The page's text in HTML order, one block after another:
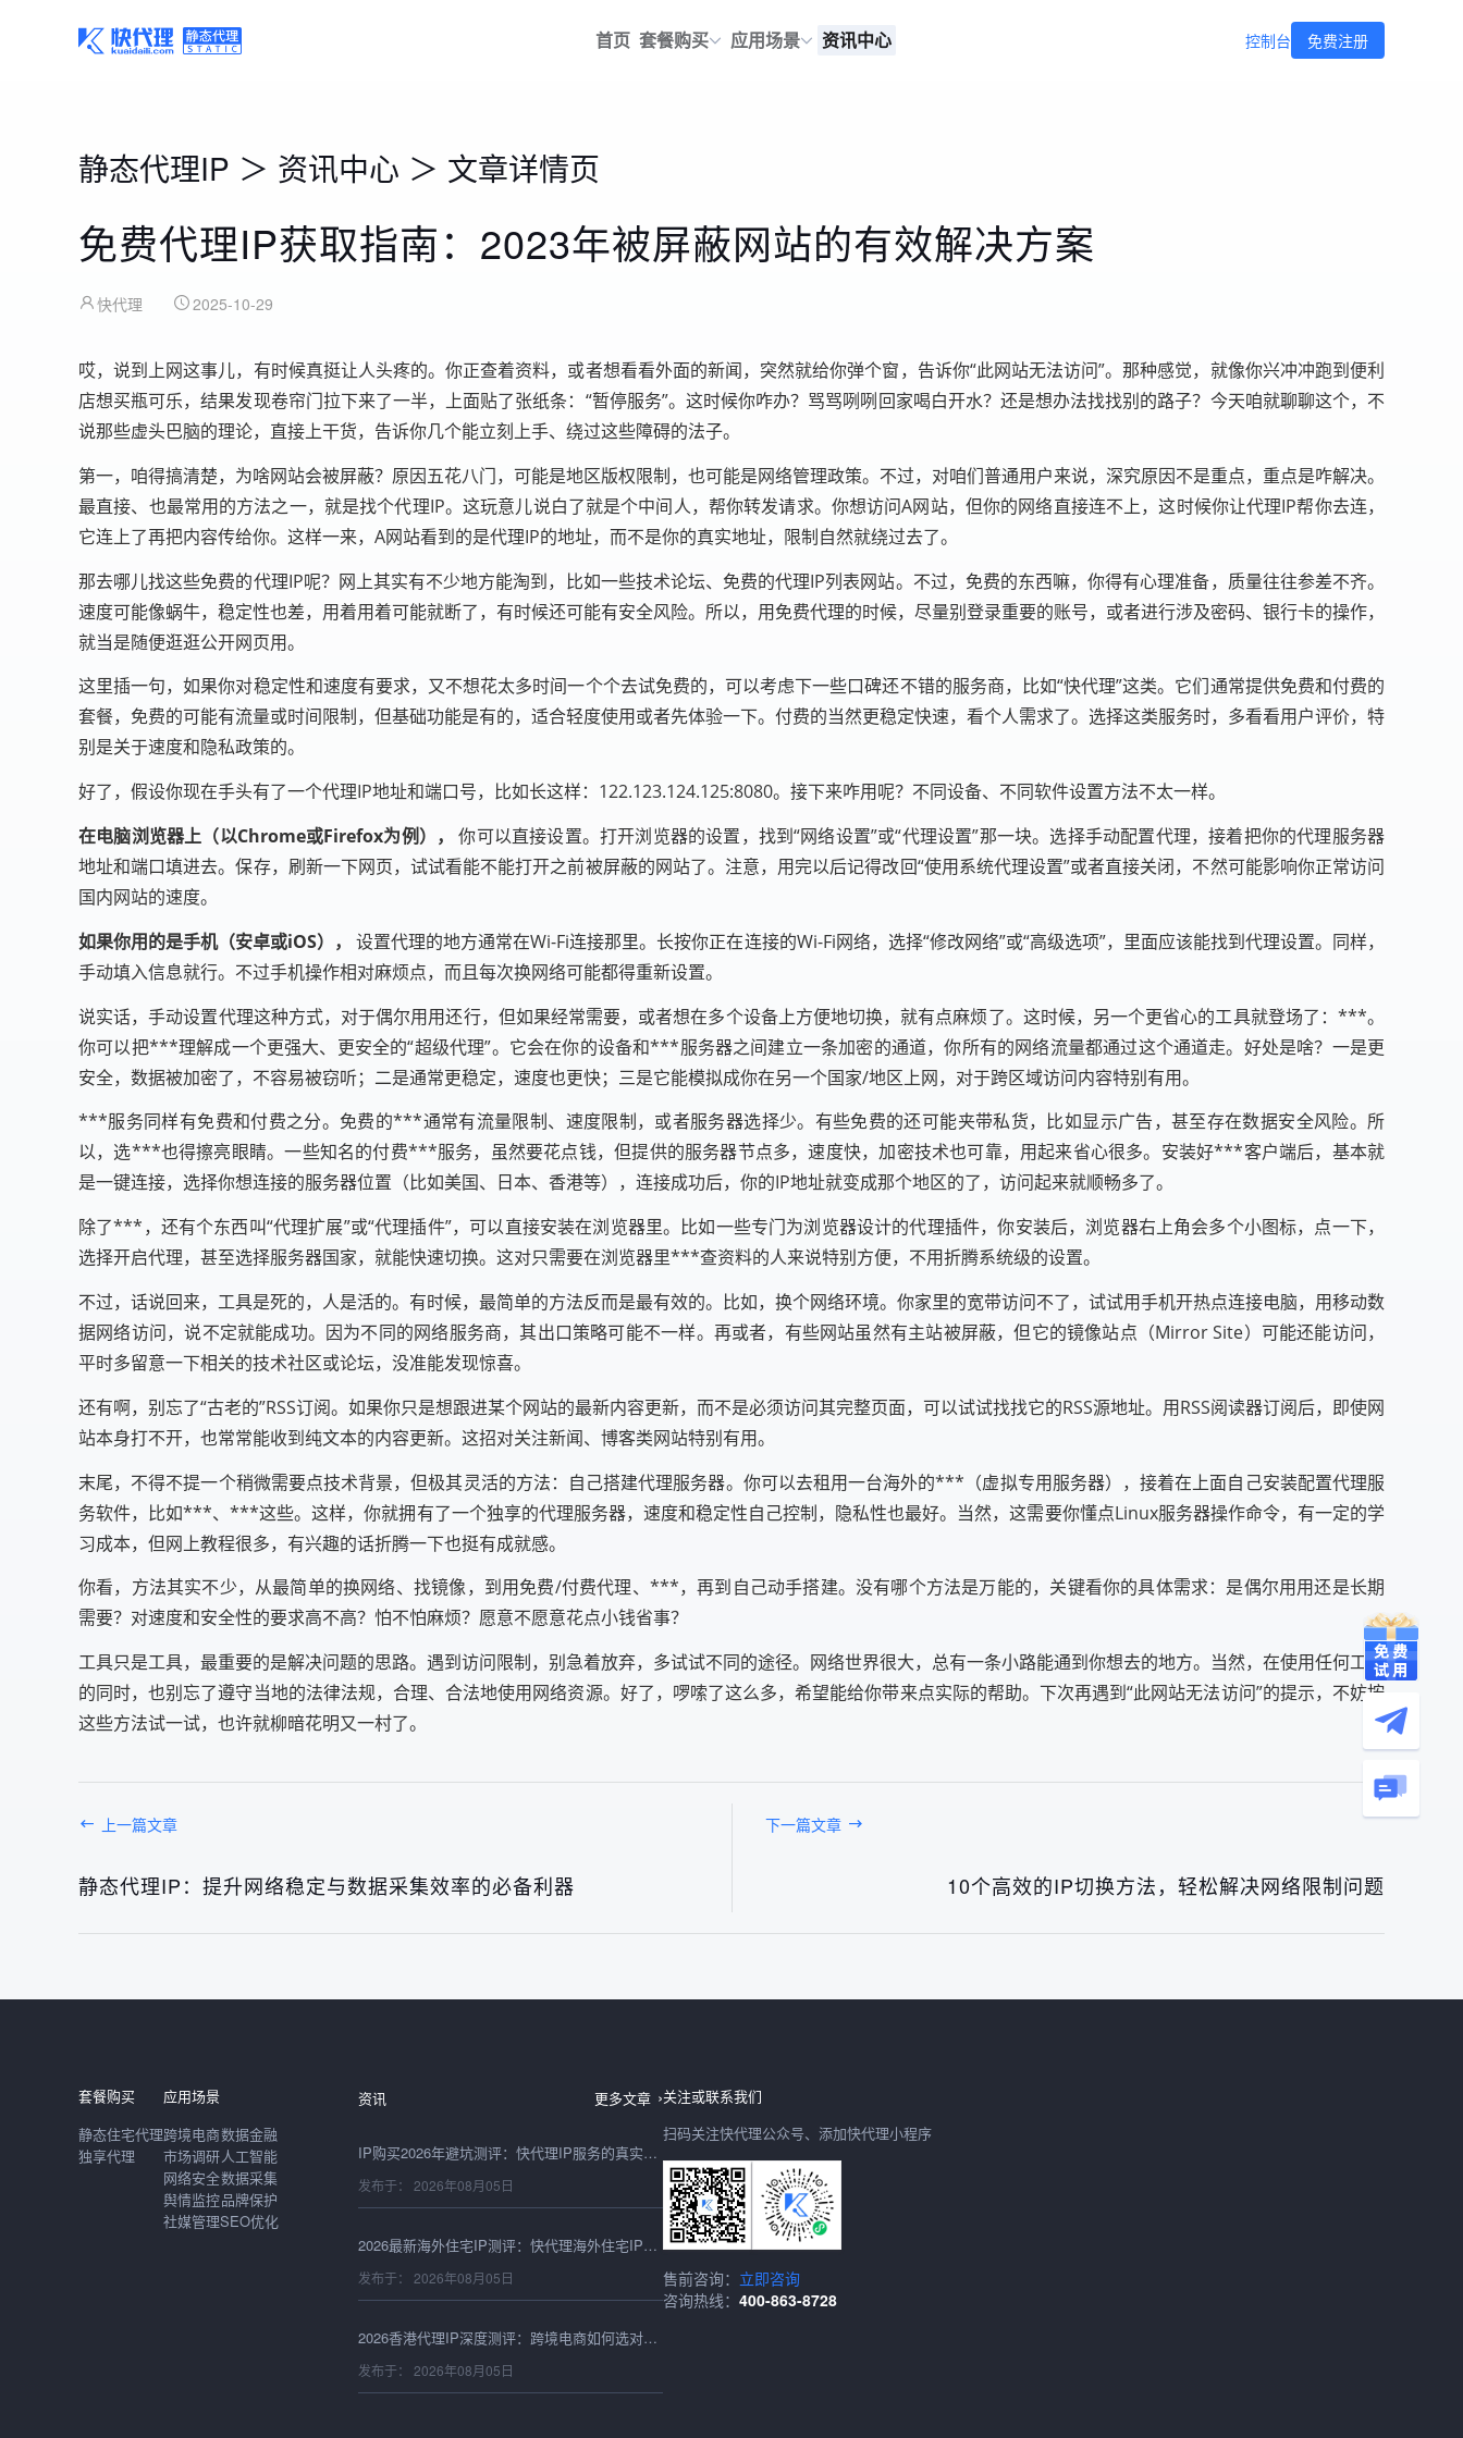
首页 套餐购买 应用场景 资讯中心 控制台 免费注册
静态代理IP ＞ 资讯中心 ＞ 文章详情页
免费代理IP获取指南：2023年被屏蔽网站的有效解决方案
快代理 2025-10-29
哎，说到上网这事儿，有时候真挺让人头疼的。你正查着资料，或者想看看外面的新闻，突然就给你弹个窗，告诉你“此网站无法访问”。那种感觉，就像你兴冲冲跑到便利
店想买瓶可乐，结果发现卷帘门拉下来了一半，上面贴了张纸条：“暂停服务”。这时候你咋办？骂骂咧咧回家喝白开水？还是想办法找找别的路子？今天咱就聊聊这个，不
说那些虚头巴脑的理论，直接上干货，告诉你几个能立刻上手、绕过这些障碍的法子。
第一，咱得搞清楚，为啥网站会被屏蔽？原因五花八门，可能是地区版权限制，也可能是网络管理政策。不过，对咱们普通用户来说，深究原因不是重点，重点是咋解决。
最直接、也最常用的方法之一，就是找个代理IP。这玩意儿说白了就是个中间人，帮你转发请求。你想访问A网站，但你的网络直接连不上，这时候你让代理IP帮你去连，
它连上了再把内容传给你。这样一来，A网站看到的是代理IP的地址，而不是你的真实地址，限制自然就绕过去了。
那去哪儿找这些免费的代理IP呢？网上其实有不少地方能淘到，比如一些技术论坛、免费的代理IP列表网站。不过，免费的东西嘛，你得有心理准备，质量往往参差不齐。
速度可能像蜗牛，稳定性也差，用着用着可能就断了，有时候还可能有安全风险。所以，用免费代理的时候，尽量别登录重要的账号，或者进行涉及密码、银行卡的操作，
就当是随便逛逛公开网页用。
这里插一句，如果你对稳定性和速度有要求，又不想花太多时间一个个去试免费的，可以考虑下一些口碑还不错的服务商，比如“快代理”这类。它们通常提供免费和付费的
套餐，免费的可能有流量或时间限制，但基础功能是有的，适合轻度使用或者先体验一下。付费的当然更稳定快速，看个人需求了。选择这类服务时，多看看用户评价，特
别是关于速度和隐私政策的。
好了，假设你现在手头有了一个代理IP地址和端口号，比如长这样：122.123.124.125:8080。接下来咋用呢？不同设备、不同软件设置方法不太一样。
在电脑浏览器上（以Chrome或Firefox为例），
你可以直接设置。打开浏览器的设置，找到“网络设置”或“代理设置”那一块。选择手动配置代理，接着把你的代理服务器
地址和端口填进去。保存，刷新一下网页，试试看能不能打开之前被屏蔽的网站了。注意，用完以后记得改回“使用系统代理设置”或者直接关闭，不然可能影响你正常访问
国内网站的速度。
如果你用的是手机（安卓或iOS），
设置代理的地方通常在Wi-Fi连接那里。长按你正在连接的Wi-Fi网络，选择“修改网络”或“高级选项”，里面应该能找到代理设置。同样，
手动填入信息就行。不过手机操作相对麻烦点，而且每次换网络可能都得重新设置。
说实话，手动设置代理这种方式，对于偶尔用用还行，但如果经常需要，或者想在多个设备上方便地切换，就有点麻烦了。这时候，另一个更省心的工具就登场了：***。
你可以把***理解成一个更强大、更安全的“超级代理”。它会在你的设备和***服务器之间建立一条加密的通道，你所有的网络流量都通过这个通道走。好处是啥？一是更
安全，数据被加密了，不容易被窃听；二是通常更稳定，速度也更快；三是它能模拟成你在另一个国家/地区上网，对于跨区域访问内容特别有用。
***服务同样有免费和付费之分。免费的***通常有流量限制、速度限制，或者服务器选择少。有些免费的还可能夹带私货，比如显示广告，甚至存在数据安全风险。所
以，选***也得擦亮眼睛。一些知名的付费***服务，虽然要花点钱，但提供的服务器节点多，速度快，加密技术也可靠，用起来省心很多。安装好***客户端后，基本就
是一键连接，选择你想连接的服务器位置（比如美国、日本、香港等），连接成功后，你的IP地址就变成那个地区的了，访问起来就顺畅多了。
除了***，还有个东西叫“代理扩展”或“代理插件”，可以直接安装在浏览器里。比如一些专门为浏览器设计的代理插件，你安装后，浏览器右上角会多个小图标，点一下，
选择开启代理，甚至选择服务器国家，就能快速切换。这对只需要在浏览器里***查资料的人来说特别方便，不用折腾系统级的设置。
不过，话说回来，工具是死的，人是活的。有时候，最简单的方法反而是最有效的。比如，换个网络环境。你家里的宽带访问不了，试试用手机开热点连接电脑，用移动数
据网络访问，说不定就能成功。因为不同的网络服务商，其出口策略可能不一样。再或者，有些网站虽然有主站被屏蔽，但它的镜像站点（Mirror Site）可能还能访问，
平时多留意一下相关的技术社区或论坛，没准能发现惊喜。
还有啊，别忘了“古老的”RSS订阅。如果你只是想跟进某个网站的最新内容更新，而不是必须访问其完整页面，可以试试找找它的RSS源地址。用RSS阅读器订阅后，即使网
站本身打不开，也常常能收到纯文本的内容更新。这招对关注新闻、博客类网站特别有用。
末尾，不得不提一个稍微需要点技术背景，但极其灵活的方法：自己搭建代理服务器。你可以去租用一台海外的***（虚拟专用服务器），接着在上面自己安装配置代理服
务软件，比如***、***这些。这样，你就拥有了一个独享的代理服务器，速度和稳定性自己控制，隐私性也最好。当然，这需要你懂点Linux服务器操作命令，有一定的学
习成本，但网上教程很多，有兴趣的话折腾一下也挺有成就感。
你看，方法其实不少，从最简单的换网络、找镜像，到用免费/付费代理、***，再到自己动手搭建。没有哪个方法是万能的，关键看你的具体需求：是偶尔用用还是长期
需要？对速度和安全性的要求高不高？怕不怕麻烦？愿意不愿意花点小钱省事？
工具只是工具，最重要的是解决问题的思路。遇到访问限制，别急着放弃，多试试不同的途径。网络世界很大，总有一条小路能通到你想去的地方。当然，在使用任何工具
的同时，也别忘了遵守当地的法律法规，合理、合法地使用网络资源。好了，啰嗦了这么多，希望能给你带来点实际的帮助。下次再遇到“此网站无法访问”的提示，不妨按
这些方法试一试，也许就柳暗花明又一村了。
上一篇文章
静态代理IP：提升网络稳定与数据采集效率的必备利器
下一篇文章
10个高效的IP切换方法，轻松解决网络限制问题
套餐购买
静态住宅代理
独享代理
应用场景
跨境电商
市场调研
网络安全
舆情监控
社媒管理
数据金融
人工智能
数据采集
品牌保护
SEO优化
资讯 更多文章
发布于： 2026年08月06日
IP购买2026年避坑测评：快代理IP服务的真实性能与性价比实测
发布于： 2026年08月05日
2026最新海外住宅IP测评：快代理海外住宅IP跨境适配与性能实测
发布于： 2026年08月05日
2026香港代理IP深度测评：跨境电商如何选对高速稳定的节点？
发布于： 2026年08月05日
关注或联系我们
扫码关注快代理公众号、添加快代理小程序
售前咨询： 立即咨询
咨询热线： 400-863-8728